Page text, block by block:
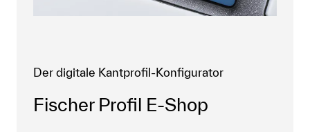
Der digitale Kantprofil-Konfigurator
Fischer Profil E-Shop